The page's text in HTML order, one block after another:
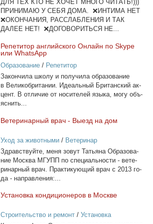
ДЛЯ ТЕХ КТО НЕ ХОЧЕТ МНОГО ЧИТАТЬ!)))
ПРИНИМАЮ У СЕБЯ ДОМА. ❌ИНТИМА НЕТ
❌ОКОНЧАНИЯ, РАССЛАБЛЕНИЯ И ТАК
ДАЛЕЕ НЕТ! ❌ДОГОВОРИТЬСЯ НЕ...
Ре­пе­ти­тор ан­глий­ско­го Он­лайн по Skype
или WhatsApp
Образование/ Репетитор
За­кон­чи­ла шко­лу и по­лу­чи­ла об­ра­зо­ва­ние
в Ве­ли­ко­бри­та­нии. Иде­аль­ный Бри­тан­ский ак­
цент. В от­ли­чие от но­си­те­лей язы­ка, мо­гу объ­
яс­нить...
Ве­те­ри­нар­ный врач - Вы­езд на дом
Уход за животными/ Ветеринар
Здрав­ствуй­те, ме­ня зо­вут Та­тья­на Об­ра­зо­ва­
ние Москва МГУПП по спе­ци­аль­но­сти - ве­те­
ри­нар­ный врач. Прак­ти­ку­ю­щий врач с 2013 го­
да - на­прав­ле­ния:...
Уста­нов­ка кон­ди­ци­о­не­ров в Москве
Строительство и ремонт/ Установка